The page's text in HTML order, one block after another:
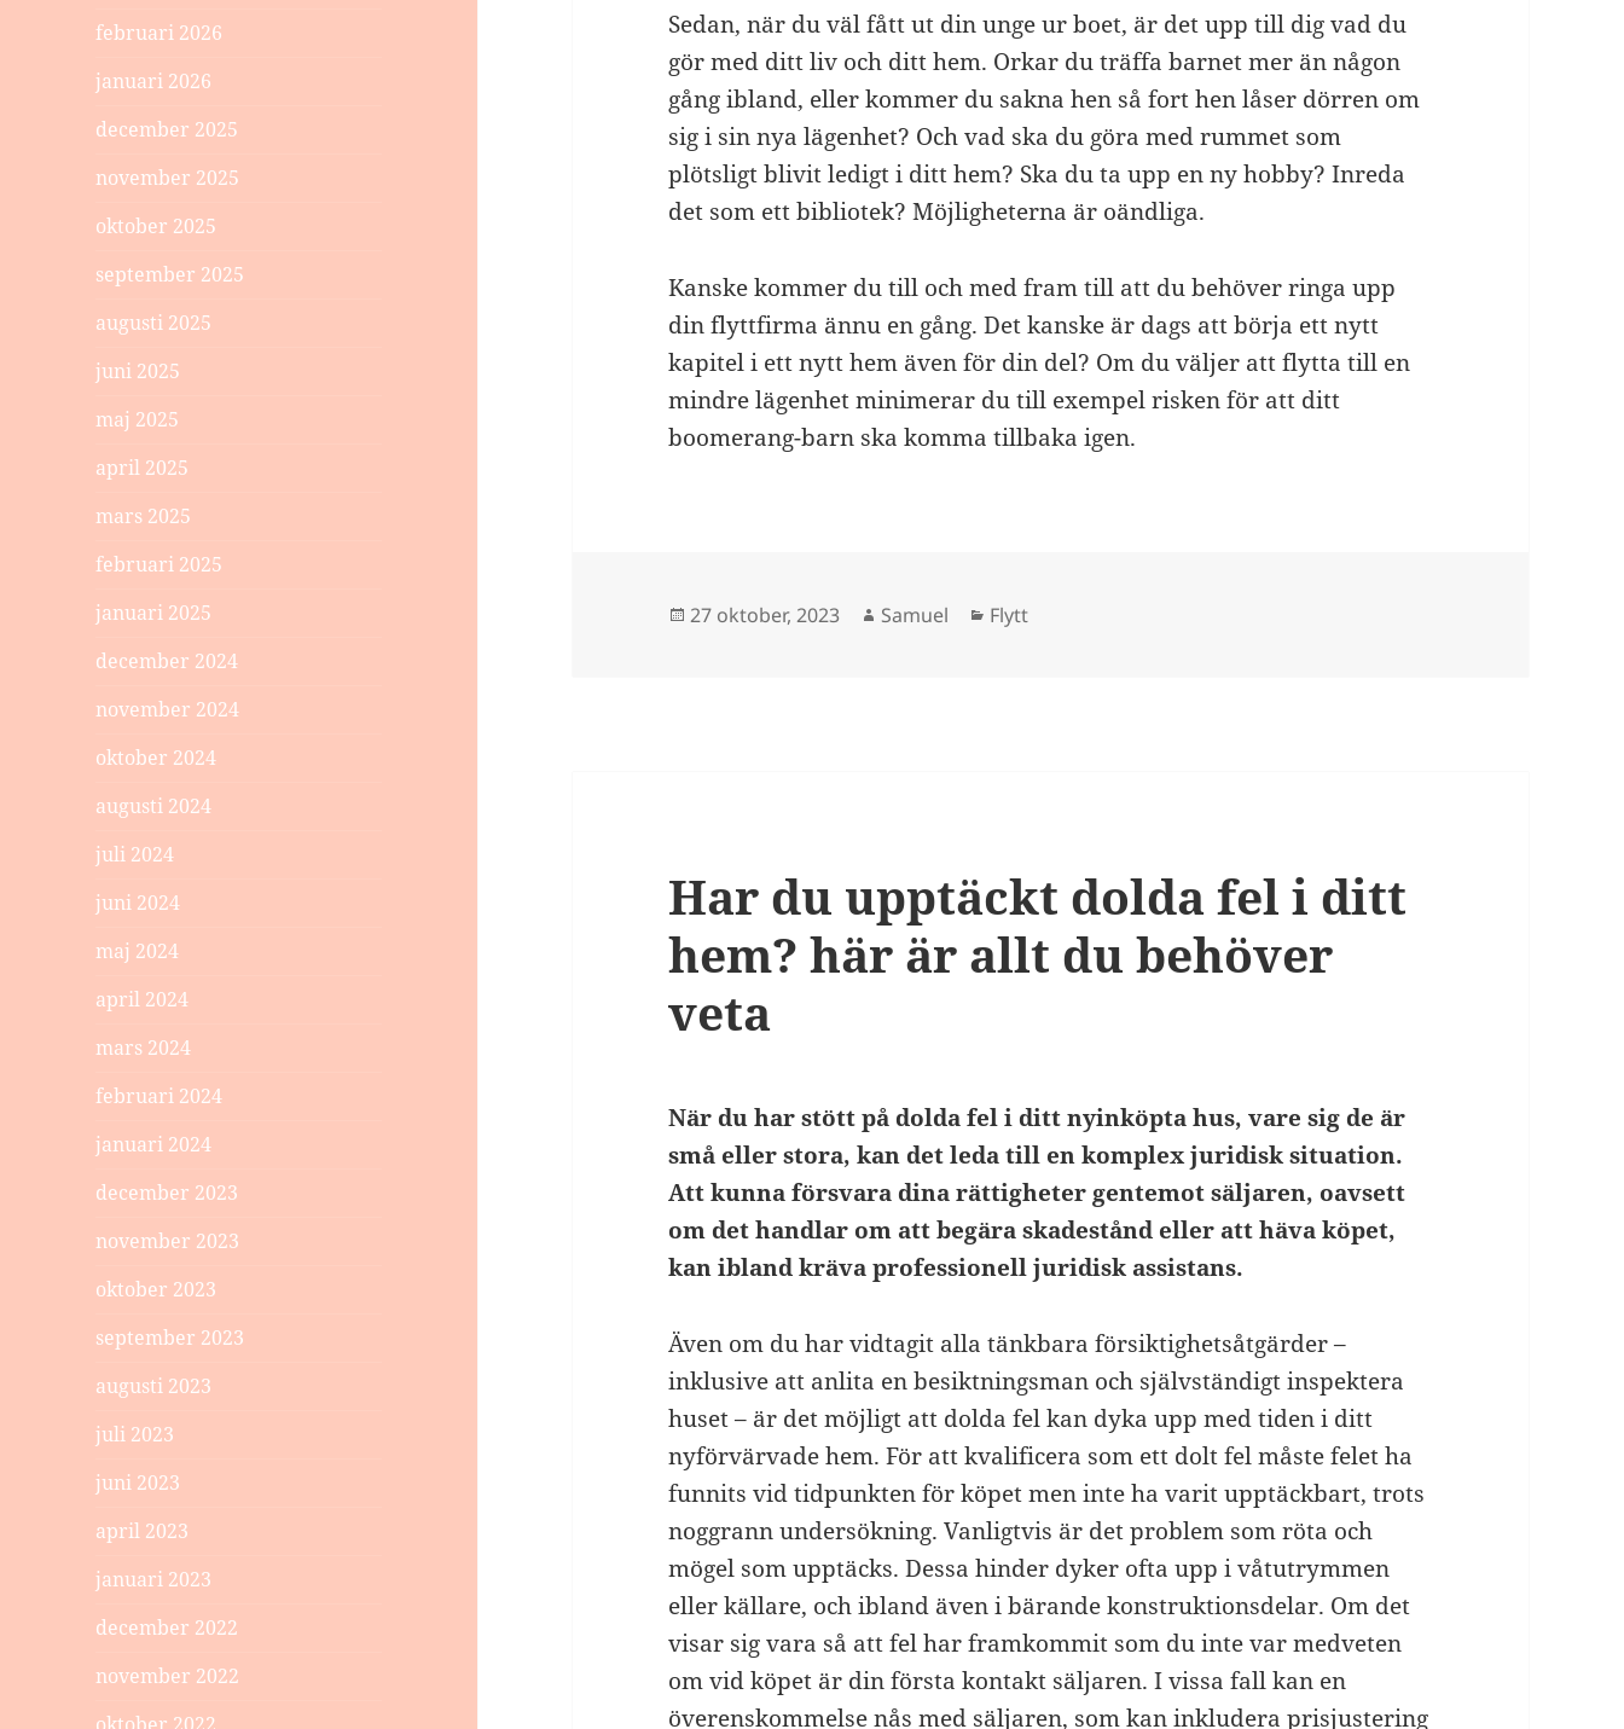
februari 2026
januari 2026
december 2025
november 2025
oktober 2025
september 2025
augusti 2025
juni 2025
maj 2025
april 2025
mars 2025
februari 2025
januari 2025
december 2024
november 2024
oktober 2024
augusti 2024
juli 2024
juni 2024
maj 2024
april 2024
mars 2024
februari 2024
januari 2024
december 2023
november 2023
oktober 2023
september 2023
augusti 2023
juli 2023
juni 2023
april 2023
januari 2023
december 2022
november 2022
Sedan, när du väl fått ut din unge ur boet, är det upp till dig vad du
gör med ditt liv och ditt hem. Orkar du träffa barnet mer än någon
gång ibland, eller kommer du sakna hen så fort hen låser dörren om
sig i sin nya lägenhet? Och vad ska du göra med rummet som
plötsligt blivit ledigt i ditt hem? Ska du ta upp en ny hobby? Inreda
det som ett bibliotek? Möjligheterna är oändliga.
Kanske kommer du till och med fram till att du behöver ringa upp
din flyttfirma ännu en gång. Det kanske är dags att börja ett nytt
kapitel i ett nytt hem även för din del? Om du väljer att flytta till en
mindre lägenhet minimerar du till exempel risken för att ditt
boomerang-barn ska komma tillbaka igen.
Postat
27 oktober, 2023 Författare
Samuel Kategorier
Flytt
Har du upptäckt dolda fel i ditt
hem? här är allt du behöver
veta
När du har stött på dolda fel i ditt nyinköpta hus, vare sig de är
små eller stora, kan det leda till en komplex juridisk situation.
Att kunna försvara dina rättigheter gentemot säljaren, oavsett
om det handlar om att begära skadestånd eller att häva köpet,
kan ibland kräva professionell juridisk assistans.
Även om du har vidtagit alla tänkbara försiktighetsåtgärder –
inklusive att anlita en besiktningsman och självständigt inspektera
huset – är det möjligt att dolda fel kan dyka upp med tiden i ditt
nyförvärvade hem. För att kvalificera som ett dolt fel måste felet ha
funnits vid tidpunkten för köpet men inte ha varit upptäckbart, trots
noggrann undersökning. Vanligtvis är det problem som röta och
mögel som upptäcks. Dessa hinder dyker ofta upp i våtutrymmen
eller källare, och ibland även i bärande konstruktionsdelar. Om det
visar sig vara så att fel har framkommit som du inte var medveten
om vid köpet är din första kontakt säljaren. I vissa fall kan en
överenskommelse nås med säljaren, som kan inkludera prisjustering